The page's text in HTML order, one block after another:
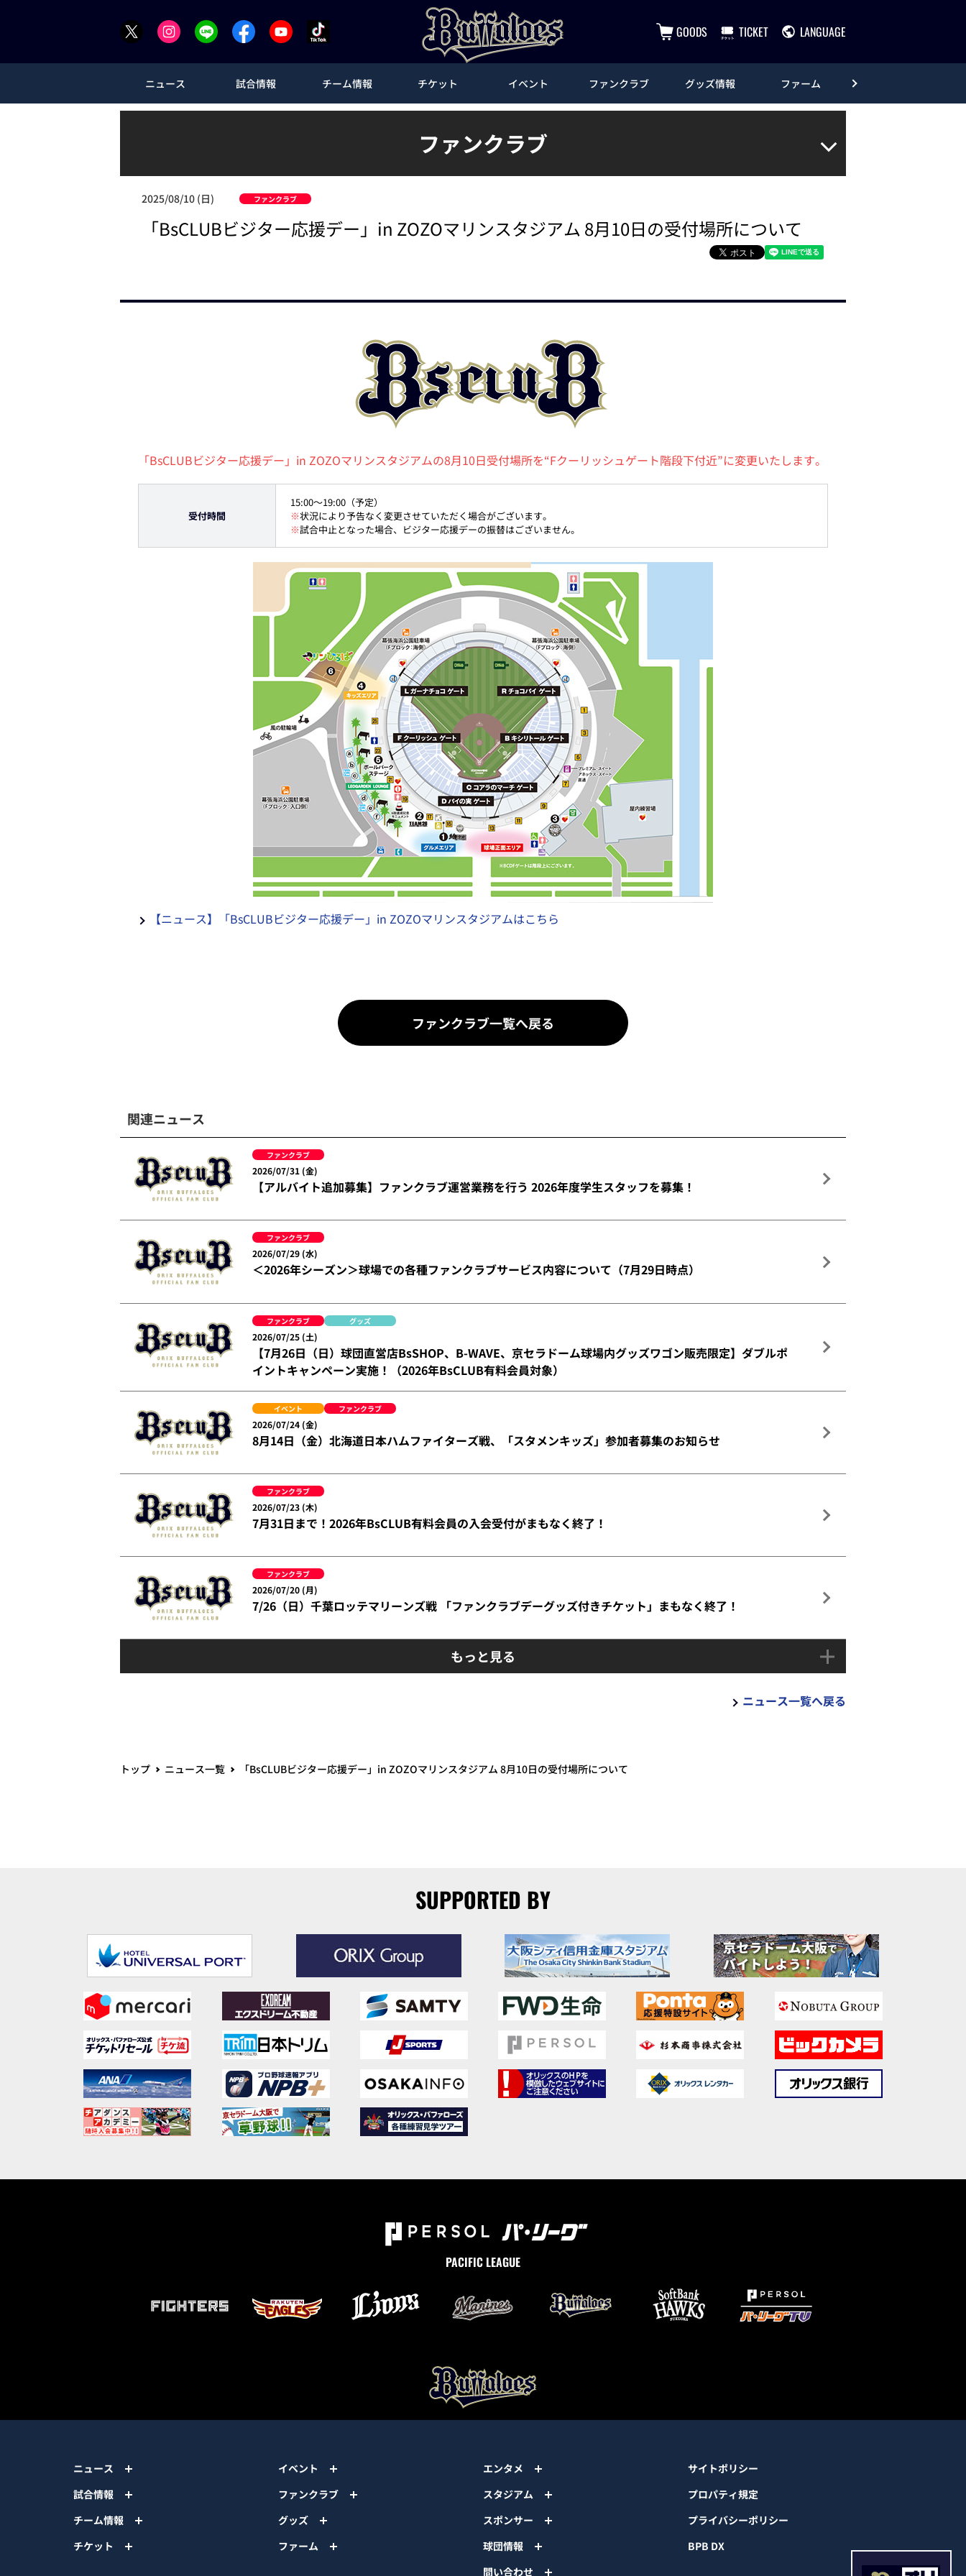
GOODS TICKET LANGUAGE
ニュース 試合情報 チーム情報 チケット イベント ファンクラブ グッズ情報 ファーム
ファンクラブ
2025/08/10 (日) ファンクラブ
「BsCLUBビジター応援デー」in ZOZOマリンスタジアム 8月10日の受付場所について
「BsCLUBビジター応援デー」in ZOZOマリンスタジアムの8月10日受付場所を“Fクーリッシュゲート階段下付近”に変更いたします。
受付時間
15:00～19:00（予定）
※状況により予告なく変更させていただく場合がございます。
※試合中止となった場合、ビジター応援デーの振替はございません。
【ニュース】「BsCLUBビジター応援デー」in ZOZOマリンスタジアムはこちら
ファンクラブ一覧へ戻る
関連ニュース
ファンクラブ
2026/07/31 (金)
【アルバイト追加募集】ファンクラブ運営業務を行う 2026年度学生スタッフを募集！
ファンクラブ
2026/07/29 (水)
＜2026年シーズン＞球場での各種ファンクラブサービス内容について（7月29日時点）
ファンクラブ グッズ
2026/07/25 (土)
【7月26日（日）球団直営店BsSHOP、B-WAVE、京セラドーム球場内グッズワゴン販売限定】ダブルポ
イントキャンペーン実施！（2026年BsCLUB有料会員対象）
イベント ファンクラブ
2026/07/24 (金)
8月14日（金）北海道日本ハムファイターズ戦、「スタメンキッズ」参加者募集のお知らせ
ファンクラブ
2026/07/23 (木)
7月31日まで！2026年BsCLUB有料会員の入会受付がまもなく終了！
ファンクラブ
2026/07/20 (月)
7/26（日）千葉ロッテマリーンズ戦 「ファンクラブデーグッズ付きチケット」まもなく終了！
もっと見る
ニュース一覧へ戻る
トップ ニュース一覧 「BsCLUBビジター応援デー」in ZOZOマリンスタジアム 8月10日の受付場所について
SUPPORTED BY
PACIFIC LEAGUE
ニュース
試合情報
チーム情報
チケット
イベント
ファンクラブ
グッズ
ファーム
エンタメ
スタジアム
スポンサー
球団情報
問い合わせ
サイトポリシー
プロパティ規定
プライバシーポリシー
BPB DX